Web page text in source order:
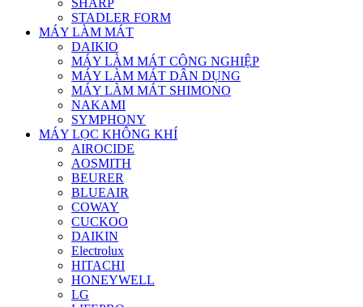
SHARP
STADLER FORM
MÁY LÀM MÁT
DAIKIO
MÁY LÀM MÁT CÔNG NGHIỆP
MÁY LÀM MÁT DÂN DỤNG
MÁY LÀM MÁT SHIMONO
NAKAMI
SYMPHONY
MÁY LỌC KHÔNG KHÍ
AIROCIDE
AOSMITH
BEURER
BLUEAIR
COWAY
CUCKOO
DAIKIN
Electrolux
HITACHI
HONEYWELL
LG